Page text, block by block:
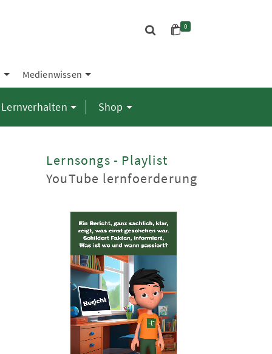
0
Medienwissen
Lernverhalten Shop
Lernsongs - Playlist
YouTube lernfoerderung